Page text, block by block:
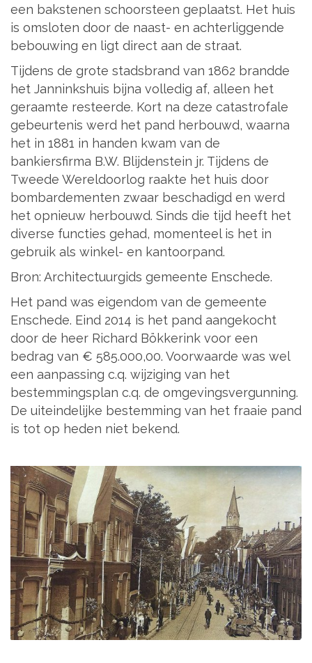
een bakstenen schoorsteen geplaatst. Het huis
is omsloten door de naast- en achterliggende
bebouwing en ligt direct aan de straat.
Tijdens de grote stadsbrand van 1862 brandde
het Janninkshuis bijna volledig af, alleen het
geraamte resteerde. Kort na deze catastrofale
gebeurtenis werd het pand herbouwd, waarna
het in 1881 in handen kwam van de
bankiersfirma B.W. Blijdenstein jr. Tijdens de
Tweede Wereldoorlog raakte het huis door
bombardementen zwaar beschadigd en werd
het opnieuw herbouwd. Sinds die tijd heeft het
diverse functies gehad, momenteel is het in
gebruik als winkel- en kantoorpand.
Bron: Architectuurgids gemeente Enschede.
Het pand was eigendom van de gemeente
Enschede. Eind 2014 is het pand aangekocht
door de heer Richard Bökkerink voor een
bedrag van € 585.000,00. Voorwaarde was wel
een aanpassing c.q. wijziging van het
bestemmingsplan c.q. de omgevingsvergunning.
De uiteindelijke bestemming van het fraaie pand
is tot op heden niet bekend.